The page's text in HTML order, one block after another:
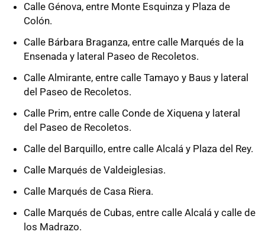
Calle Génova, entre Monte Esquinza y Plaza de
Colón.
Calle Bárbara Braganza, entre calle Marqués de la
Ensenada y lateral Paseo de Recoletos.
Calle Almirante, entre calle Tamayo y Baus y lateral
del Paseo de Recoletos.
Calle Prim, entre calle Conde de Xiquena y lateral
del Paseo de Recoletos.
Calle del Barquillo, entre calle Alcalá y Plaza del Rey.
Calle Marqués de Valdeiglesias.
Calle Marqués de Casa Riera.
Calle Marqués de Cubas, entre calle Alcalá y calle de
los Madrazo.